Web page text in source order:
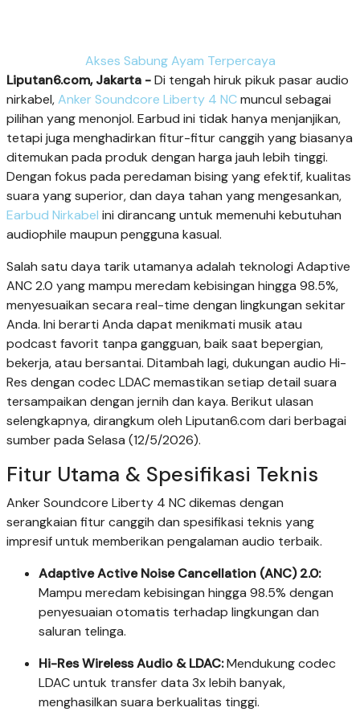
Akses Sabung Ayam Terpercaya
Liputan6.com, Jakarta -Di tengah hiruk pikuk pasar audio
nirkabel,Anker Soundcore Liberty 4 NCmuncul sebagai
pilihan yang menonjol. Earbud ini tidak hanya menjanjikan,
tetapi juga menghadirkan fitur-fitur canggih yang biasanya
ditemukan pada produk dengan harga jauh lebih tinggi.
Dengan fokus pada peredaman bising yang efektif, kualitas
suara yang superior, dan daya tahan yang mengesankan,
Earbud Nirkabel ini dirancang untuk memenuhi kebutuhan
audiophile maupun pengguna kasual.
Salah satu daya tarik utamanya adalah teknologi Adaptive
ANC 2.0 yang mampu meredam kebisingan hingga 98.5%,
menyesuaikan secara real-time dengan lingkungan sekitar
Anda. Ini berarti Anda dapat menikmati musik atau
podcast favorit tanpa gangguan, baik saat bepergian,
bekerja, atau bersantai. Ditambah lagi, dukungan audio Hi-
Res dengan codec LDAC memastikan setiap detail suara
tersampaikan dengan jernih dan kaya. Berikut ulasan
selengkapnya, dirangkum oleh Liputan6.com dari berbagai
sumber pada Selasa (12/5/2026).
Fitur Utama & Spesifikasi Teknis
Anker Soundcore Liberty 4 NC dikemas dengan
serangkaian fitur canggih dan spesifikasi teknis yang
impresif untuk memberikan pengalaman audio terbaik.
Adaptive Active Noise Cancellation (ANC) 2.0:
Mampu meredam kebisingan hingga 98.5% dengan
penyesuaian otomatis terhadap lingkungan dan
saluran telinga.
Hi-Res Wireless Audio & LDAC:Mendukung codec
LDAC untuk transfer data 3x lebih banyak,
menghasilkan suara berkualitas tinggi.